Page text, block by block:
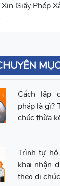
Giấy Phép
Cách lập
pháp là gì?
chúc thừa
Trình tự
khai nhận
theo di chúc